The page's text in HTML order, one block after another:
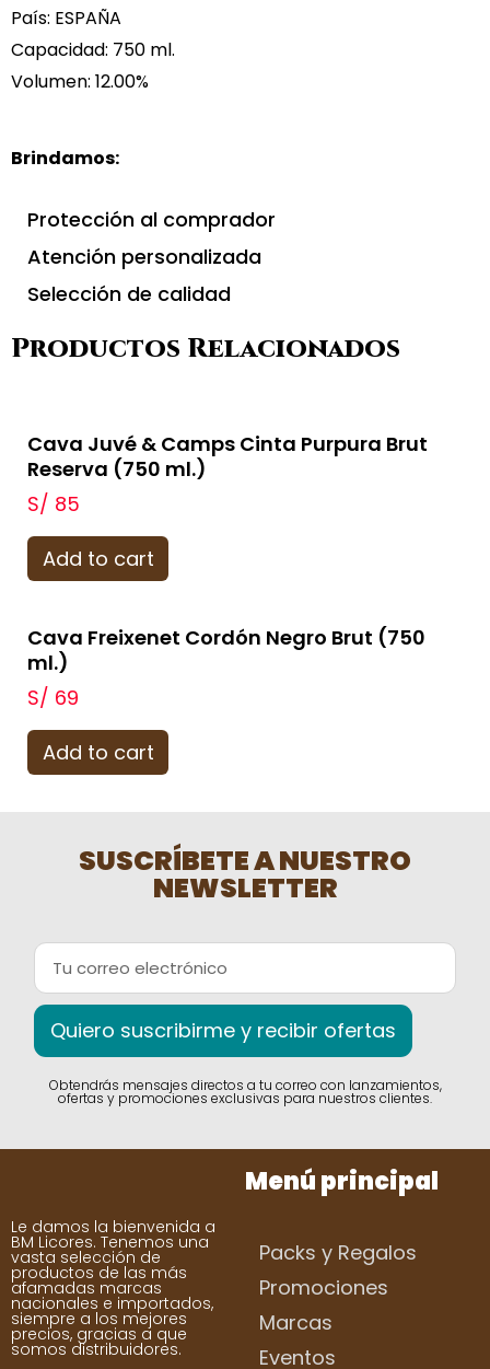
País: ESPAÑA
Capacidad: 750 ml.
Volumen: 12.00%
Brindamos:
Protección al comprador
Atención personalizada
Selección de calidad
Productos Relacionados
Cava Juvé & Camps Cinta Purpura Brut
Reserva (750 ml.)
S/ 85
Add to cart
Cava Freixenet Cordón Negro Brut (750
ml.)
S/ 69
Add to cart
SUSCRÍBETE A NUESTRO
NEWSLETTER
Quiero suscribirme y recibir ofertas
Obtendrás mensajes directos a tu correo con lanzamientos,
ofertas y promociones exclusivas para nuestros clientes.
Le damos la bienvenida a
BM Licores. Tenemos una
vasta selección de
productos de las más
afamadas marcas
nacionales e importados,
siempre a los mejores
precios, gracias a que
somos distribuidores.
Menú principal
Packs y Regalos
Promociones
Marcas
Eventos